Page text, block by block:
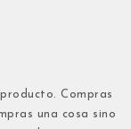
Compras
una cosa sino